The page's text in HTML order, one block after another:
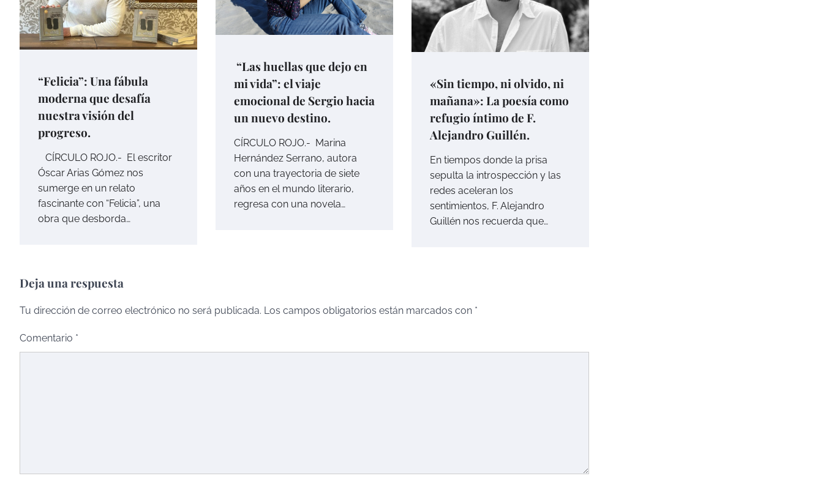
“Felicia”: Una fábula
moderna que desafía
nuestra visión del
progreso.
CÍRCULO ROJO.- El escritor
Óscar Arias Gómez nos
sumerge en un relato
fascinante con “Felicia”, una
obra que desborda…
“Las huellas que dejo en
mi vida”: el viaje
emocional de Sergio hacia
un nuevo destino.
CÍRCULO ROJO.- Marina
Hernández Serrano, autora
con una trayectoria de siete
años en el mundo literario,
regresa con una novela…
«Sin tiempo, ni olvido, ni
mañana»: La poesía como
refugio íntimo de F.
Alejandro Guillén.
En tiempos donde la prisa
sepulta la introspección y las
redes aceleran los
sentimientos, F. Alejandro
Guillén nos recuerda que…
Deja una respuesta
Tu dirección de correo electrónico no será publicada. Los campos obligatorios están marcados con *
Comentario *